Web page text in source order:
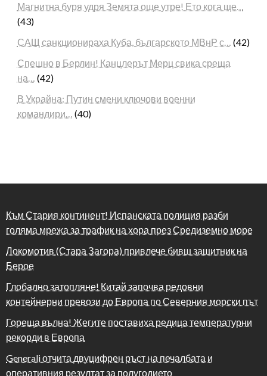
Магнитна буря удря Земята още утре! Ето кога ще…
(43)
САЩ санкционираха Куба, българското МВнР с… (42)
Спешно в Берлин! Канцлерът Мерц свика среща
на… (42)
В Украйна: Путин смени ключови военни
командири… (40)
Към Стария континент! Испанската полиция разби
голяма мрежа за трафик на хора през Средиземно море
Локомотив (Стара Загора) привлече бивш защитник на
Берое
Глобално затопляне! Китай започва редовни
контейнерни превози до Европа по Северния морски път
Гореща вълна! Жегите поставиха редица температурни
рекорди в Европа
Generali отчита двуцифрен ръст на печалбата и
оперативния резултат за полугодието